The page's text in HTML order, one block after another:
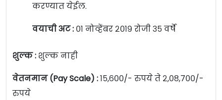
करण्यात येईल.
वयाची अट : ०१ नोव्हेंबर २०१९ रोजी ३५ वर्षे
शुल्क : शुल्क नाही
वेतनमान (Pay Scale) :१५,६००/- रुपये ते २,०८,७००/-
रुपये